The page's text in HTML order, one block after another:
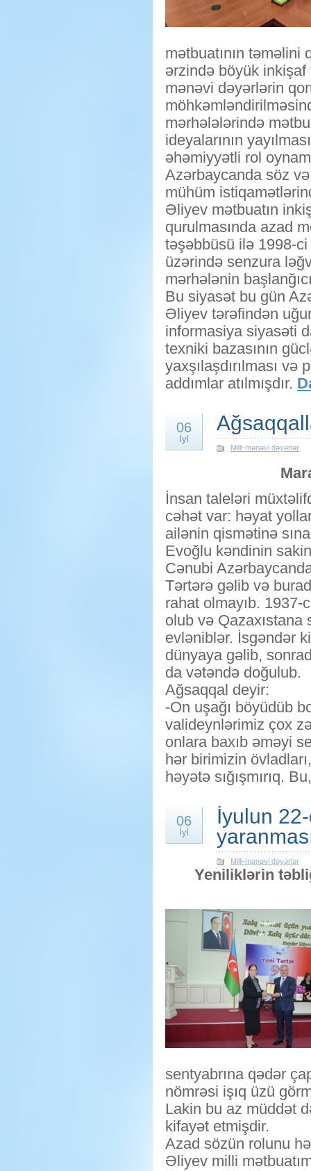
mətbuatının təməlini
ərzində böyük
mənəvi dəyərlərin
mərhələlərində
ideyalarının
əhəmiyyətli rol
Azərbaycanda söz və
mühüm
Əliyev mətbuatın
qurulmasında azad
təşəbbüsü ilə 1998-
üzərində senzura
mərhələnin
Bu siyasət bu gün
Əliyev tərəfindən
informasiya siyasəti
texniki bazasının
yaxşılaşdırılması və
addımlar atılmışdır.
06
İyl
Milli-mənəvi dəyərlər
İnsan taleləri
cəhət var: həyat
ailənin qismətinə
Evoğlu kəndinin
Cənubi
Tərtərə gəlib və
rahat olmayıb. 1937-
olub və Qazaxıstana
evləniblər. İsgəndər
dünyaya gəlib,
da vətəndə doğulub.
Ağsaqqal deyir:
-On uşağı böyüdüb
valideynlərimiz çox
onlara baxıb əməyi
hər birimizin
həyətə sığışmırıq.
06
İyl
İyulun
Milli-mənəvi dəyərlər
Yeniliklərin
sentyabrına qədər
nömrəsi işıq üzü
Lakin bu az müddət
kifayət etmişdir.
Azad sözün rolunu
Əliyev milli